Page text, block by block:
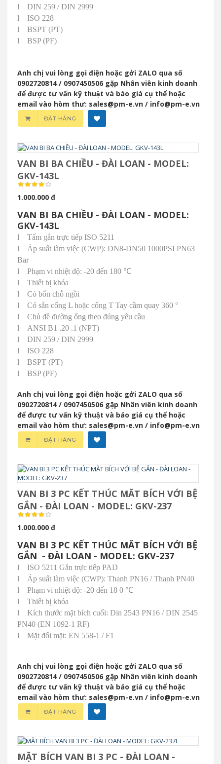
l
DIN 259 / DIN 2999
l
ISO 228
l
BSPT (PT)
l
BSP (PF)
Anh chị vui lòng gọi điện hoặc gởi ZALO qua số
0902720814 / 0907450506 gặp Nhân viên kinh doanh
để được tư vấn kỹ thuật và báo giá cụ thể hoặc
email vào hòm thư: sales@pm-e.vn / info@pm-e.vn
ĐẶT HÀNG
VAN BI BA CHIỀU - ĐÀI LOAN - MODEL:
GKV-143L
1.000.000 đ
VAN BI BA CHIỀU - ĐÀI LOAN - MODEL:
GKV-143L
l
Tấm gắn trực tiếp ISO 5211
l
Áp suất làm việc (CWP): DN8-DN50 1000PSI PN63
Bar
l
Phạm vi nhiệt độ: -20 đến 180 ℃
l
Thiết bị khóa
l
Có bốn chỗ ngồi
l
Có sẵn cổng L hoặc cổng T Tay cầm quay 360 °
l
Chủ đề đường ống theo đúng yêu cầu
l
ANSI B1 .20 .1 (NPT)
l
DIN 259 / DIN 2999
l
ISO 228
l
BSPT (PT)
l
BSP (PF)
Anh chị vui lòng gọi điện hoặc gởi ZALO qua số
0902720814 / 0907450506 gặp Nhân viên kinh doanh
để được tư vấn kỹ thuật và báo giá cụ thể hoặc
email vào hòm thư: sales@pm-e.vn / info@pm-e.vn
ĐẶT HÀNG
VAN BI 3 PC KẾT THÚC MĂT BÍCH VỚI BỆ
GẮN - ĐÀI LOAN - MODEL: GKV-237
1.000.000 đ
VAN BI 3 PC KẾT THÚC MĂT BÍCH VỚI BỆ
GẮN - ĐÀI LOAN - MODEL: GKV-237
l
ISO 5211 Gắn trực tiếp PAD
l
Áp suất làm việc (CWP): Thanh PN16 / Thanh PN40
l
Phạm vi nhiệt độ: -20 đến 18 0 ℃
l
Thiết bị khóa
l
Kích thước mặt bích cuối: Din 2543 PN16 / DIN 2545
PN40 (EN 1092-1 RF)
l
Mặt đối mặt: EN 558-1 / F1
Anh chị vui lòng gọi điện hoặc gởi ZALO qua số
0902720814 / 0907450506 gặp Nhân viên kinh doanh
để được tư vấn kỹ thuật và báo giá cụ thể hoặc
email vào hòm thư: sales@pm-e.vn / info@pm-e.vn
ĐẶT HÀNG
MẶT BÍCH VAN BI 3 PC - ĐÀI LOAN -